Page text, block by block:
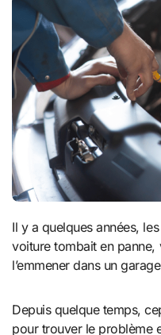
Il y a quelques années, les options étaient claires, si la
voiture tombait en
l’emmener dans un
Depuis quelque temps,
pour trouver le problème